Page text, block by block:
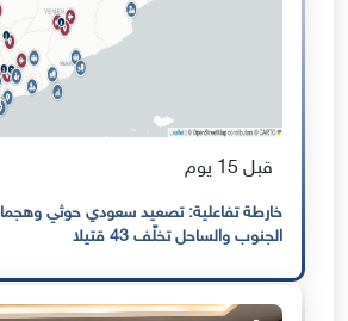
قبل 15 يوم
خارطة تفاعلية: تصعيد سعودي حوثي
الجنوب والساحل تخلّف 43 قتيلا